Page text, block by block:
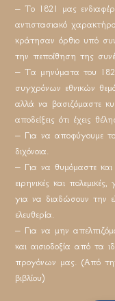
– Το 1821 μας
αντιστασιακό
κράτησαν όρθιο υπό
την πεποίθηση της
– Τα μηνύματα του
συγχρόνων εθνικών
αλλά να βασιζόμαστε
αποδείξεις ότι έχεις
– Για να αποφύγουμε
διχόνοια.
– Για να θυμόμαστε
ειρηνικές και
για να διαδώσουν την
ελευθερία.
– Για να μην
και αισιοδοξία από τα
προγόνων μας. (Από
βιβλίου)